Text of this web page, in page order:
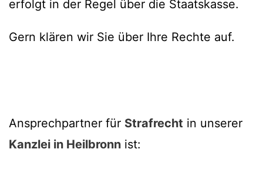
erfolgt in der Regel über die Staatskasse.
Gern klären wir Sie über Ihre Rechte auf.
Ansprechpartner für Strafrecht in unserer
Kanzlei in Heilbronn ist: